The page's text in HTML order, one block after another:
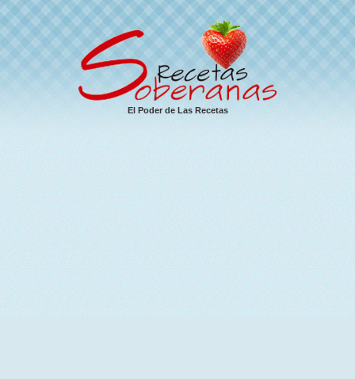
El Poder de Las Recetas